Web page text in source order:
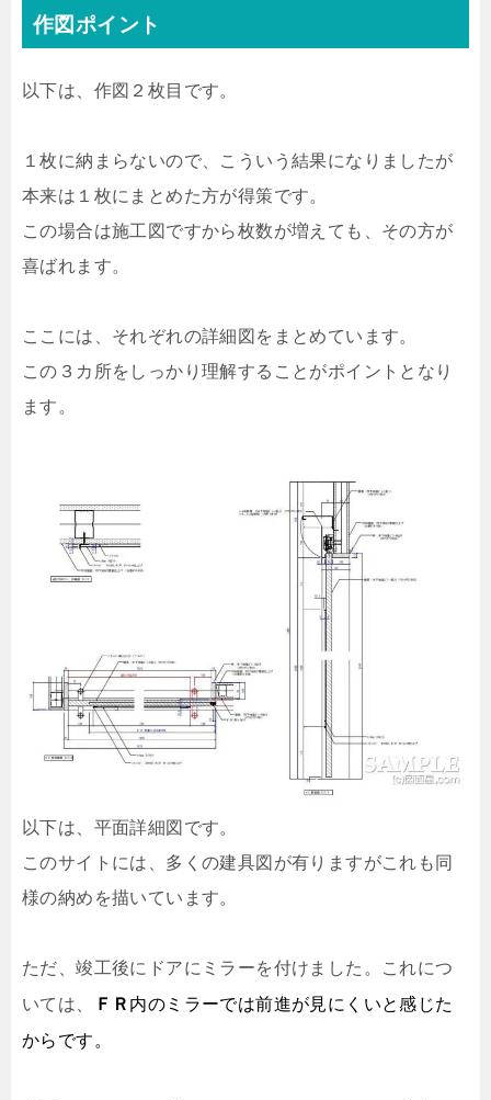
作図ポイント
以下は、作図２枚目です。
１枚に納まらないので、こういう結果になりましたが
本来は１枚にまとめた方が得策です。
この場合は施工図ですから枚数が増えても、その方が
喜ばれます。
ここには、それぞれの詳細図をまとめています。
この３カ所をしっかり理解することがポイントとなり
ます。
以下は、平面詳細図です。
このサイトには、多くの建具図が有りますがこれも同
様の納めを描いています。
ただ、竣工後にドアにミラーを付けました。これにつ
いては、
ＦＲ 内のミラーでは前進が見にくいと感じた
からです。